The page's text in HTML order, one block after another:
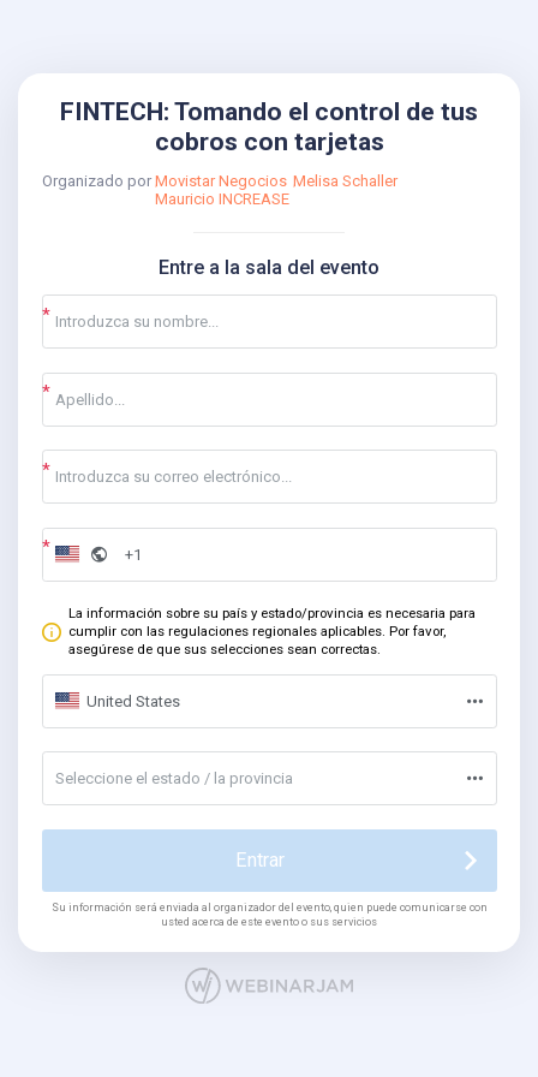
FINTECH: Tomando el control de tus
cobros con tarjetas
Organizado por Movistar Negocios Melisa Schaller
Mauricio INCREASE
Entre a la sala del evento
La información sobre su país y estado/provincia es necesaria para
cumplir con las regulaciones regionales aplicables. Por favor,
asegúrese de que sus selecciones sean correctas.
United States
Seleccione el estado / la provincia
Entrar
Su información será enviada al organizador del evento, quien puede comunicarse con
usted acerca de este evento o sus servicios